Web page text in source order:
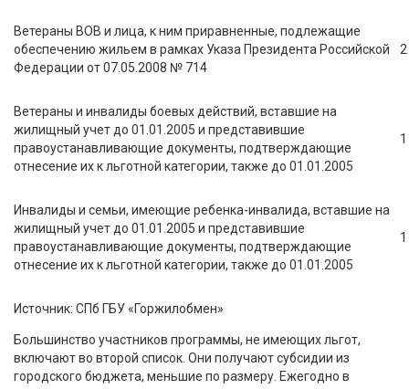
Ветераны ВОВ и лица, к ним приравненные, подлежащие
обеспечению жильем в рамках Указа Президента Российской
Федерации от 07.05.2008 № 714
Ветераны и инвалиды боевых действий, вставшие на
жилищный учет до 01.01.2005 и представившие
правоустанавливающие документы, подтверждающие
отнесение их к льготной категории, также до 01.01.2005
Инвалиды и семьи, имеющие ребенка-инвалида, вставшие на
жилищный учет до 01.01.2005 и представившие
правоустанавливающие документы, подтверждающие
отнесение их к льготной категории, также до 01.01.2005
Источник: СПб ГБУ «Горжилобмен»
Большинство участников программы, не имеющих льгот,
включают во второй список. Они получают субсидии из
городского бюджета, меньшие по размеру. Ежегодно в